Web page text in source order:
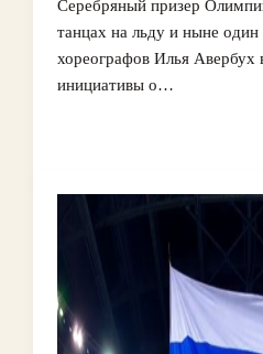
Серебряный призер
танцах на льду и ныне
хореографов Илья Авербух
инициативы о…